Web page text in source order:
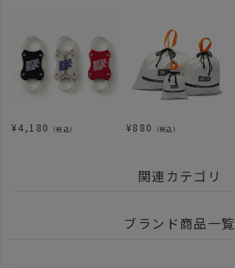
¥4,180 （税込） ¥880 （税込）
関連カテゴリ
UNBY SELECT ROOT CO.
ブランド商品一覧